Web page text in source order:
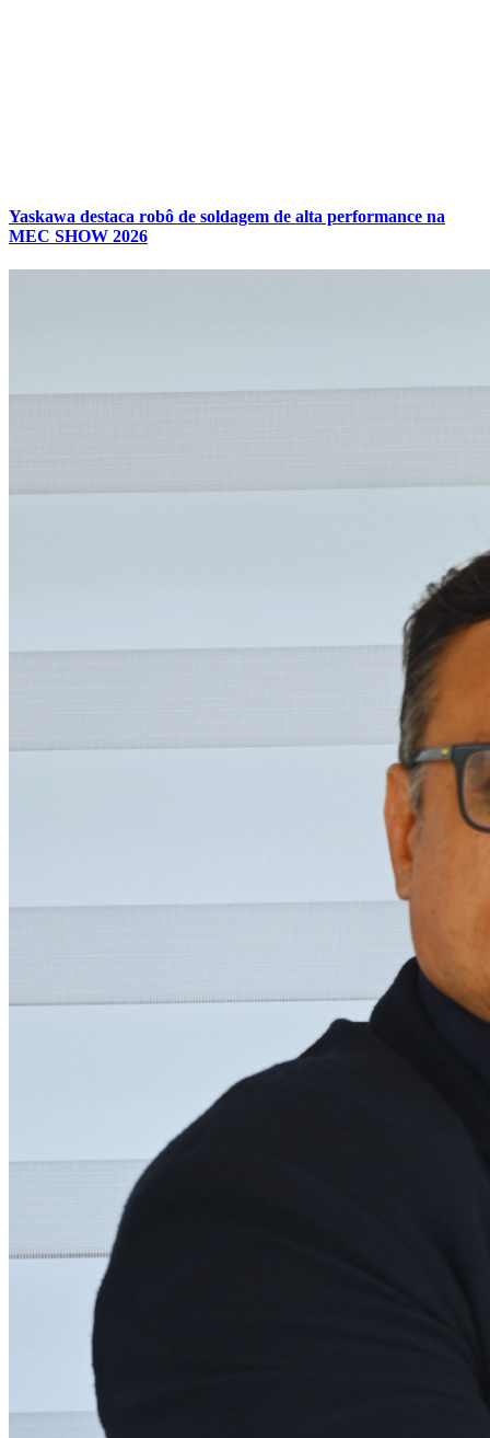
Yaskawa destaca robô de soldagem de alta performance na
MEC SHOW 2026